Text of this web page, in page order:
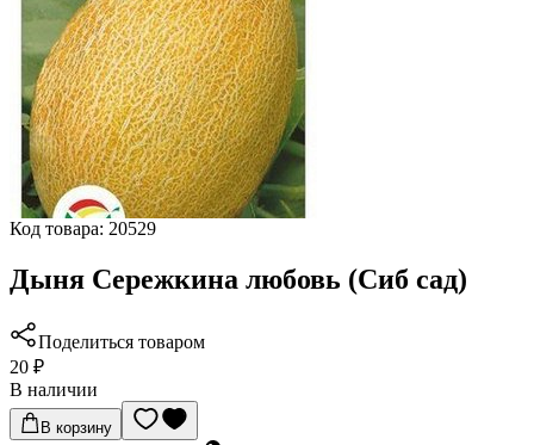
Код товара: 20529
Дыня Сережкина любовь (Сиб сад)
Поделиться товаром
20 ₽
В наличии
В корзину